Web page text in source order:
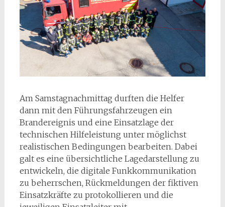
Am Samstagnachmittag durften die Helfer
dann mit den Führungsfahrzeugen ein
Brandereignis und eine Einsatzlage der
technischen Hilfeleistung unter möglichst
realistischen Bedingungen bearbeiten. Dabei
galt es eine übersichtliche Lagedarstellung zu
entwickeln, die digitale Funkkommunikation
zu beherrschen, Rückmeldungen der fiktiven
Einsatzkräfte zu protokollieren und die